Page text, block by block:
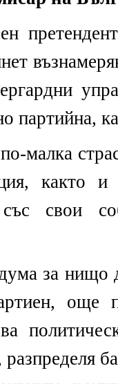
партийна,
малка
както
със свои
за нищо
още